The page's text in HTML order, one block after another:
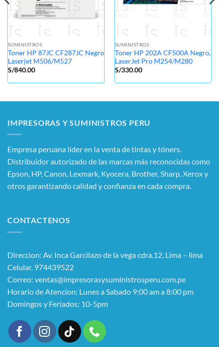
SUMINISTROS
Toner HP 87JC CF287JC Negro
Laserjet M506/M527
S/840.00
SUMINISTROS
Toner HP 202A CF500A Negro,
LaserJet Pro M254/M280
S/330.00
IMPRESORAS Y SUMINISTROS PERU
Empresa peruana líder en la venta de tintas y tóners.
Distribuidor autorizado de las marcas más reconocidas como
Epson, HP, Canon, Lexmark, Kyocera, Brother, Sharp, Xerox y
otros garantizando calidad y confianza en cada compra.
CONTACTENOS
Direccion: Av. Inca Garcilazo de la vega cdra.12, Lima – lima
Celular. 974439522
Correo: ventas@impresorasysuministrosperu.com.pe
Horario de Atencion: Lunes a Sabado 9:00 am a 8:00 pm
Domingos y Feriados: 10-5pm